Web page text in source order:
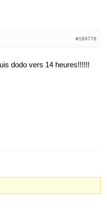
#189778
dodo vers 14 heures!!!!!!